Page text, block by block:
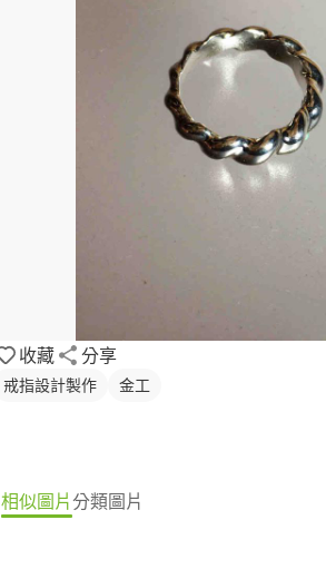
收藏 分享
戒指設計製作 金工
相似圖片分類圖片